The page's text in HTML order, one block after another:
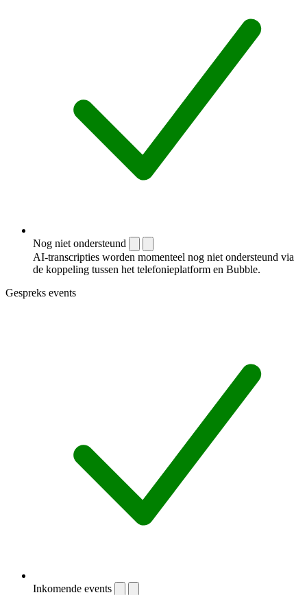
Nog niet ondersteund
AI-transcripties worden momenteel nog niet ondersteund via
de koppeling tussen het telefonieplatform en Bubble.
Gespreks events
Inkomende events